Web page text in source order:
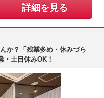
詳細を見る
か？「残業多め・休みづら
・土日休みOK！